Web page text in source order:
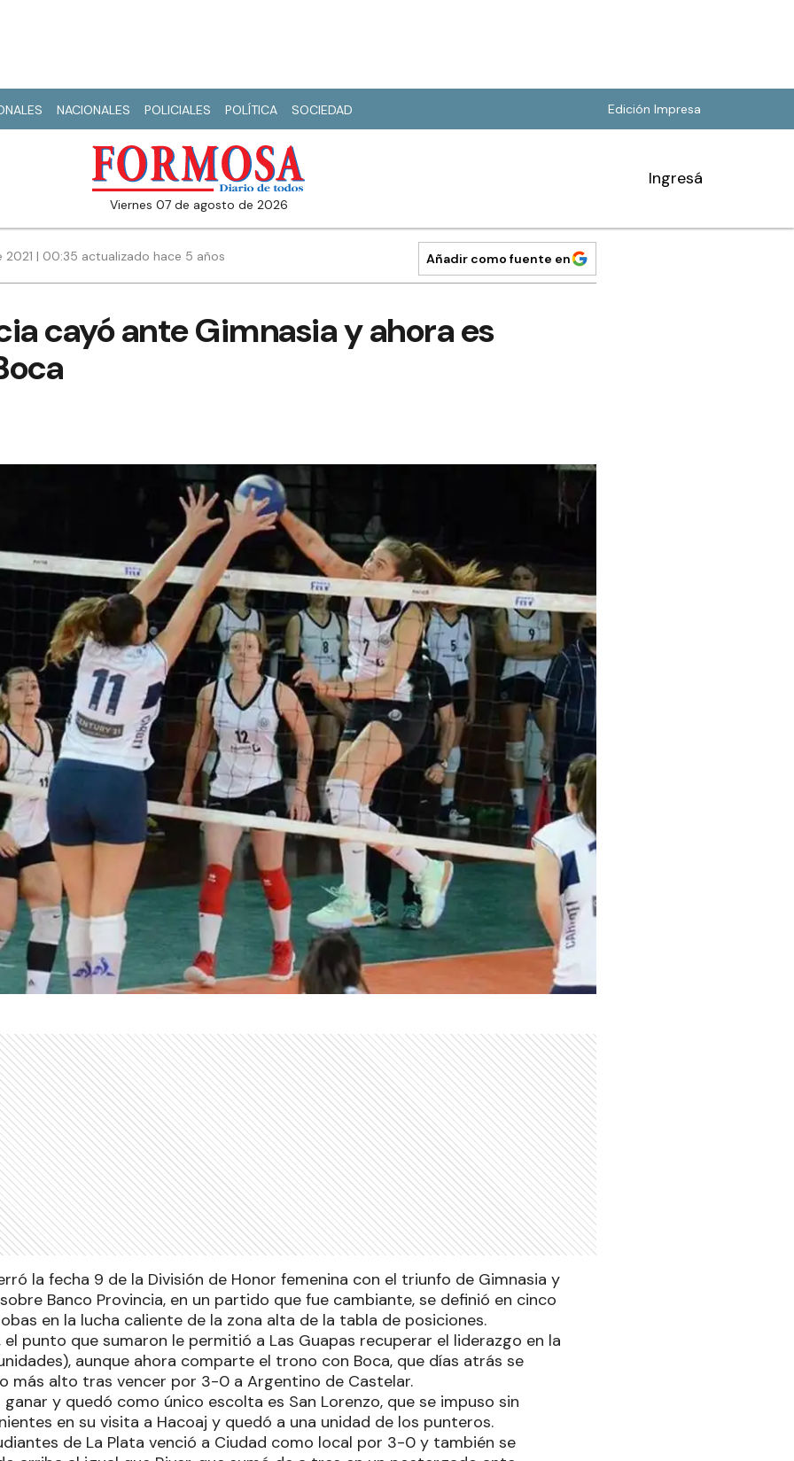
NACIONALES POLICIALES POLÍTICA SOCIEDAD Edición Impresa
viernes 07 de agosto de 2026
Ingresá
| 00:35 actualizado hace 5 años Añadir como fuente en
cayó ante Gimnasia y ahora es
la fecha 9 de la División de Honor femenina con el triunfo de Gimnasia y
Banco Provincia, en un partido que fue cambiante, se definió en cinco
en la lucha caliente de la zona alta de la tabla de posiciones.
el punto que sumaron le permitió a Las Guapas recuperar el liderazgo en la
aunque ahora comparte el trono con Boca, que días atrás se
más alto tras vencer por 3-0 a Argentino de Castelar.
y quedó como único escolta es San Lorenzo, que se impuso sin
en su visita a Hacoaj y quedó a una unidad de los punteros.
de La Plata venció a Ciudad como local por 3-0 y también se